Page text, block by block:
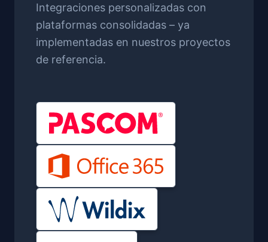
Integraciones personalizadas con
plataformas consolidadas – ya
implementadas en nuestros proyectos
de referencia.